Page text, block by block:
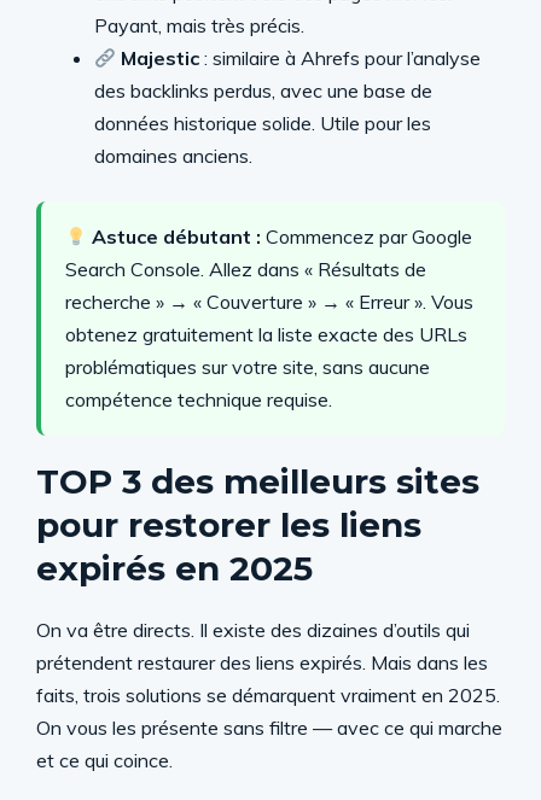
Payant, mais très précis.
Majestic : similaire à Ahrefs pour l’analyse
des backlinks perdus, avec une base de
données historique solide. Utile pour les
domaines anciens.
Astuce débutant : Commencez par Google
Search Console. Allez dans « Résultats de
recherche » → « Couverture » → « Erreur ». Vous
obtenez gratuitement la liste exacte des URLs
problématiques sur votre site, sans aucune
compétence technique requise.
TOP 3 des meilleurs sites
pour restorer les liens
expirés en 2025
On va être directs. Il existe des dizaines d’outils qui
prétendent restaurer des liens expirés. Mais dans les
faits, trois solutions se démarquent vraiment en 2025.
On vous les présente sans filtre — avec ce qui marche
et ce qui coince.